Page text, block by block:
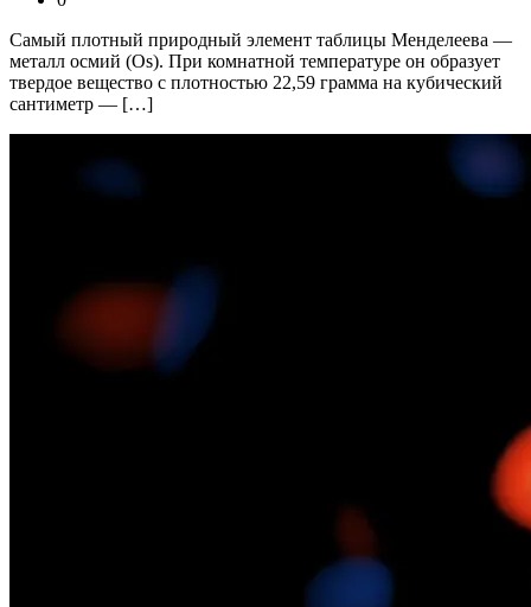
Самый плотный природный элемент таблицы Менделеева —
металл осмий (Os). При комнатной температуре он образует
твердое вещество с плотностью 22,59 грамма на кубический
сантиметр — […]